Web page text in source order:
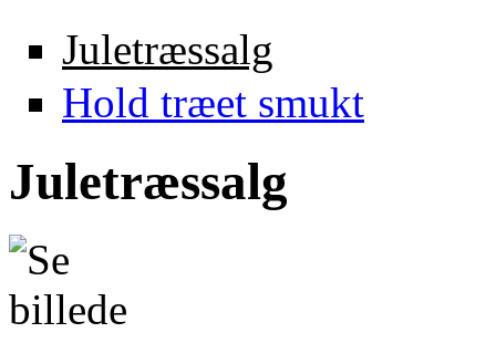
Juletræssalg
Hold træet smukt
Juletræssalg